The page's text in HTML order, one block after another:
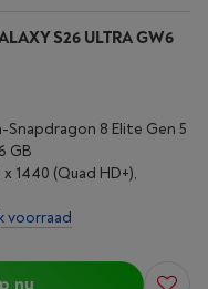
S26 ULTRA GW6
Snapdragon 8 Elite Gen 5
GB
x 1440 (Quad HD+),
voorraad
nu